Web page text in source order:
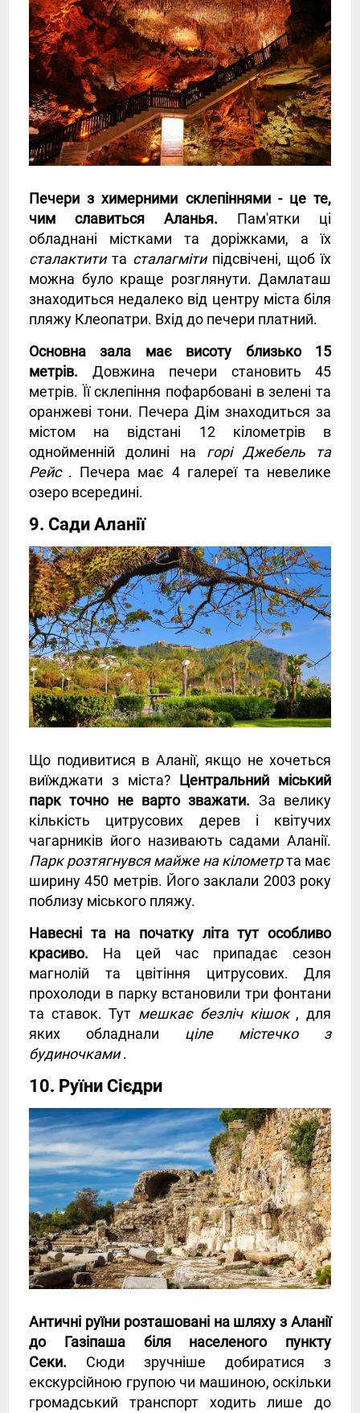
Печери з химерними склепіннями - це те,
чим славиться Аланья. Пам'ятки ці
обладнані містками та доріжками, а їх
сталактитита сталагмітипідсвічені, щоб їх
можна було краще розглянути. Дамлаташ
знаходиться недалеко від центру міста біля
пляжу Клеопатри. Вхід до печери платний.
Основна зала має висоту близько 15
метрів. Довжина печери становить 45
метрів. Її склепіння пофарбовані в зелені та
оранжеві тони. Печера Дім знаходиться за
містом на відстані 12 кілометрів в
однойменній долині на горі Джебель та
Рейс. Печера має 4 галереї та невелике
озеро всередині.
9. Сади Аланії
Що подивитися в Аланії, якщо не хочеться
виїжджати з міста? Центральний міський
парк точно не варто зважати. За велику
кількість цитрусових дерев і квітучих
чагарників його називають садами Аланії.
Парк розтягнувся майже на кілометрта має
ширину 450 метрів. Його заклали 2003 року
поблизу міського пляжу.
Навесні та на початку літа тут особливо
красиво. На цей час припадає сезон
магнолій та цвітіння цитрусових. Для
прохолоди в парку встановили три фонтани
та ставок. Тут мешкає безліч кішок, для
яких обладнали ціле містечко з
будиночками.
10. Руїни Сієдри
Античні руїни розташовані на шляху з Аланії
до Газіпаша біля населеного пункту
Секи. Сюди зручніше добиратися з
екскурсійною групою чи машиною, оскільки
громадський транспорт ходить лише до